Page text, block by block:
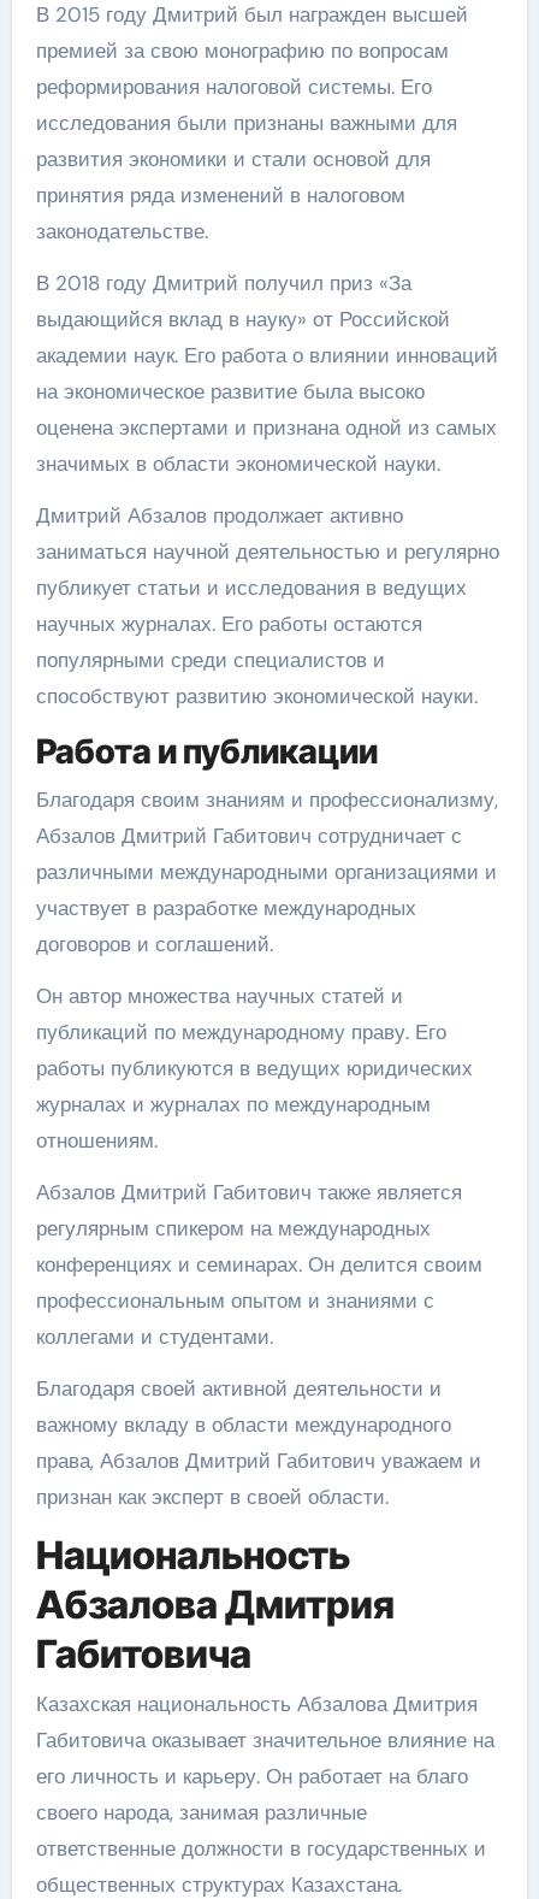
В 2015 году Дмитрий был награжден высшей
премией за свою монографию по вопросам
реформирования налоговой системы. Его
исследования были признаны важными для
развития экономики и стали основой для
принятия ряда изменений в налоговом
законодательстве.
В 2018 году Дмитрий получил приз «За
выдающийся вклад в науку» от Российской
академии наук. Его работа о влиянии инноваций
на экономическое развитие была высоко
оценена экспертами и признана одной из самых
значимых в области экономической науки.
Дмитрий Абзалов продолжает активно
заниматься научной деятельностью и регулярно
публикует статьи и исследования в ведущих
научных журналах. Его работы остаются
популярными среди специалистов и
способствуют развитию экономической науки.
Работа и публикации
Благодаря своим знаниям и профессионализму,
Абзалов Дмитрий Габитович сотрудничает с
различными международными организациями и
участвует в разработке международных
договоров и соглашений.
Он автор множества научных статей и
публикаций по международному праву. Его
работы публикуются в ведущих юридических
журналах и журналах по международным
отношениям.
Абзалов Дмитрий Габитович также является
регулярным спикером на международных
конференциях и семинарах. Он делится своим
профессиональным опытом и знаниями с
коллегами и студентами.
Благодаря своей активной деятельности и
важному вкладу в области международного
права, Абзалов Дмитрий Габитович уважаем и
признан как эксперт в своей области.
Национальность
Абзалова Дмитрия
Габитовича
Казахская национальность Абзалова Дмитрия
Габитовича оказывает значительное влияние на
его личность и карьеру. Он работает на благо
своего народа, занимая различные
ответственные должности в государственных и
общественных структурах Казахстана.